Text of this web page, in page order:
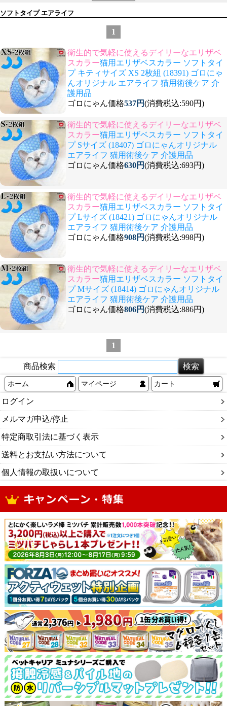
ソフトタイプ エアライフ
1
衛生的で気軽に使えるデイリーなエリザベ
スカラー猫用エリザベスカラー ソフトタイ
プ キティサイズ XS 2枚組 (18391) ゴロにゃ
んオリジナル エアライフ 猫用術後ケア 介
護用品
ゴロにゃん価格537円(消費税込:590円)
衛生的で気軽に使えるデイリーなエリザベ
スカラー猫用エリザベスカラー ソフトタイ
プ Sサイズ (18407) ゴロにゃんオリジナル
エアライフ 猫用術後ケア 介護用品
ゴロにゃん価格630円(消費税込:693円)
衛生的で気軽に使えるデイリーなエリザベ
スカラー猫用エリザベスカラー ソフトタイ
プ Lサイズ (18421) ゴロにゃんオリジナル
エアライフ 猫用術後ケア 介護用品
ゴロにゃん価格908円(消費税込:998円)
衛生的で気軽に使えるデイリーなエリザベ
スカラー猫用エリザベスカラー ソフトタイ
プ Mサイズ (18414) ゴロにゃんオリジナル
エアライフ 猫用術後ケア 介護用品
ゴロにゃん価格806円(消費税込:886円)
1
商品検索
ホーム マイページ カート
ログイン
メルマガ申込/停止
特定商取引法に基づく表示
送料とお支払い方法について
個人情報の取扱いについて